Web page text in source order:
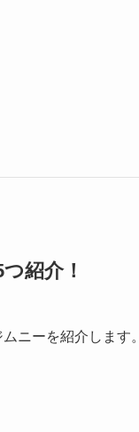
紹介！
ニーを紹介します。